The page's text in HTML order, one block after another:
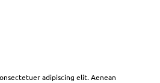
adipiscing elit. Aenean